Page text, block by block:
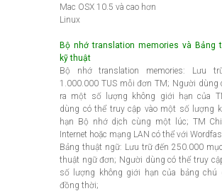
Mac OSX 10.5 và cao hơn
Linux
Bộ nhớ translation memories và Bảng
kỹ thuật
Bộ nhớ translation memories: Lưu
1.000.000 TUS mỗi đơn TM; Người dùng
ra một số lượng không giới hạn của
dùng có thể truy cập vào một số lượng
hạn Bộ nhớ dịch cùng một lúc; TM
Internet hoặc mạng LAN có thể với
Bảng thuật ngữ: Lưu trữ đến 250.000
thuật ngữ đơn; Người dùng có thể truy
số lượng không giới hạn của bảng chú
đồng thời;